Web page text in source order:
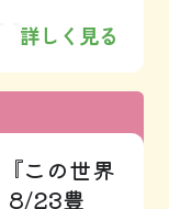
詳しく見る
この世界
8/23豊